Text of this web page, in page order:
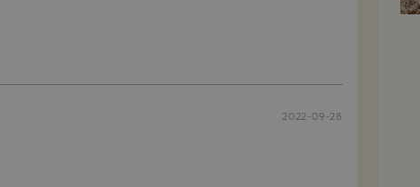
2022-09-28